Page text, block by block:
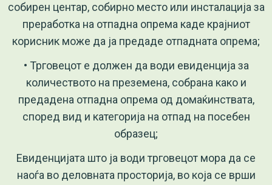
собирен центар, собирно место или инсталација за
преработка на отпадна опрема каде крајниот
корисник може да ја предаде отпадната опрема;
• Трговецот е должен да води евиденција за
количеството на преземена, собрана како и
предадена отпадна опрема од домаќинствата,
според вид и категорија на отпад на посебен
образец;
Евиденцијата што ја води трговецот мора да се
наоѓа во деловната просторија, во која се врши